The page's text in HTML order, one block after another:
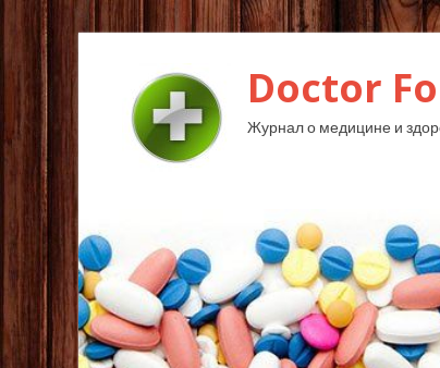
Doctor
Журнал о медицине и